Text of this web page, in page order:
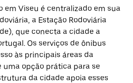
em Viseu é centralizado em sua
a Estação Rodoviária
que conecta a cidade a
Os serviços de ônibus
às principais áreas da
opção prática para se
da cidade apoia esses